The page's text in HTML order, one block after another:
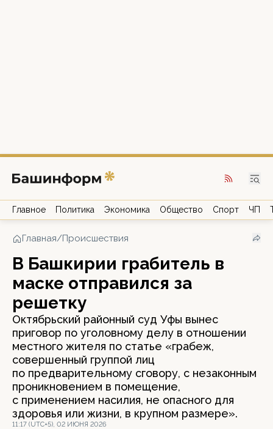
Главное Политика Экономика Общество Спорт ЧП
Главная/Происшествия
В Башкирии грабитель в
маске отправился за
решетку
Октябрьский районный суд Уфы вынес
приговор по уголовному делу в отношении
местного жителя по статье «грабеж,
совершенный группой лиц
по предварительному сговору, с незаконным
проникновением в помещение,
с применением насилия, не опасного для
здоровья или жизни, в крупном размере».
11:17 (UTC+5), 02 ИЮНЯ 2026